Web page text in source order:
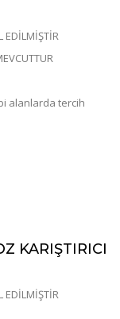
EDİLMİŞTİR
alanlarda tercih
KARIŞTIRICI
EDİLMİŞTİR